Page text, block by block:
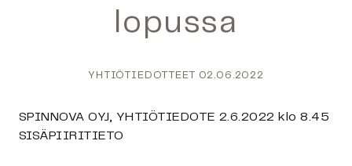
lopussa
YHTIÖTIEDOTTEET 02.06.2022
SPINNOVA OYJ, YHTIÖTIEDOTE 2.6.2022 klo 8.45
SISÄPIIRITIETO